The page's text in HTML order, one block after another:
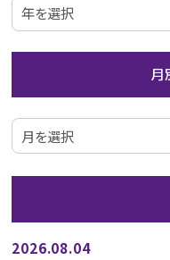
月
2026.08.04